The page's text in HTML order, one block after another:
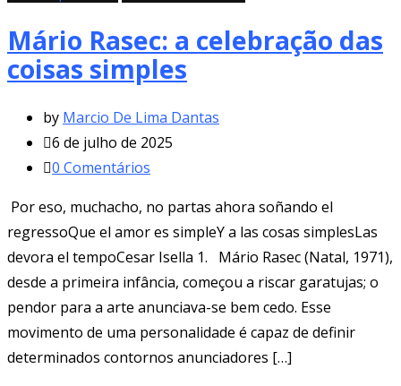
Mário Rasec: a celebração das
coisas simples
by Marcio De Lima Dantas
6 de julho de 2025
0 Comentários
Por eso, muchacho, no partas ahora soñando el
regressoQue el amor es simpleY a las cosas simplesLas
devora el tempoCesar Isella 1. Mário Rasec (Natal, 1971),
desde a primeira infância, começou a riscar garatujas; o
pendor para a arte anunciava-se bem cedo. Esse
movimento de uma personalidade é capaz de definir
determinados contornos anunciadores […]